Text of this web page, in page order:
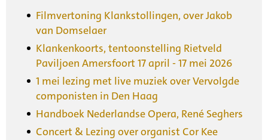
Filmvertoning Klankstollingen, over Jakob
van Domselaer
Klankenkoorts, tentoonstelling Rietveld
Paviljoen Amersfoort 17 april - 17 mei 2026
1 mei lezing met live muziek over Vervolgde
componisten in Den Haag
Handboek Nederlandse Opera, René Seghers
Concert & Lezing over organist Cor Kee